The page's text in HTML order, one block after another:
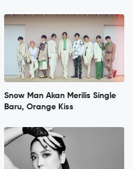
Snow Man Akan Merilis Single
Baru, Orange Kiss